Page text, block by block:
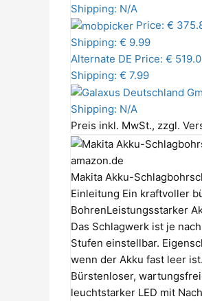
Shipping: N/A
Price: €
Shipping: € 9.99
Alternate DE Price: €
Shipping: € 7.99
Shipping: N/A
Preis inkl. MwSt., zzgl.
amazon.de
Makita Akku-
Einleitung Ein kraftvoller
BohrenLeistungsstarker
Das Schlagwerk ist je
Stufen einstellbar.
wenn der Akku fast leer
Bürstenloser,
leuchtstarker LED mit